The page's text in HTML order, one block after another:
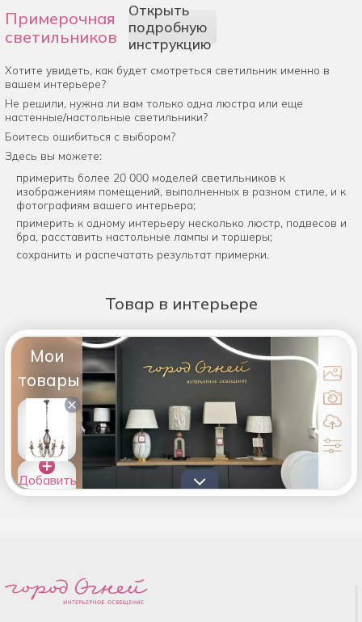
Примерочная
светильников
Открыть
подробную
инструкцию
Хотите увидеть, как будет смотреться светильник именно в
вашем интерьере?
Не решили, нужна ли вам только одна люстра или еще
настенные/настольные светильники?
Боитесь ошибиться с выбором?
Здесь вы можете:
примерить более 20 000 моделей светильников к
изображениям помещений, выполненных в разном стиле, и к
фотографиям вашего интерьера;
примерить к одному интерьеру несколько люстр, подвесов и
бра, расставить настольные лампы и торшеры;
сохранить и распечатать результат примерки.
Товар в интерьере
Мои
товары
×
Добавить
товары в